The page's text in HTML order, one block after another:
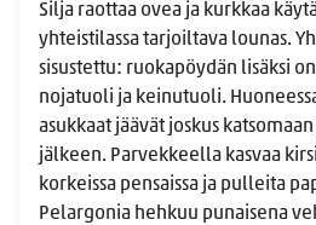
Silja raottaa ovea ja kurkkaa
yhteistilassa tarjoiltava lounas.
sisustettu: ruokapöydän lisäksi
nojatuoli ja keinutuoli.
asukkaat jäävät joskus
jälkeen. Parvekkeella kasvaa
korkeissa pensaissa ja pulleita
Pelargonia hehkuu punaisena